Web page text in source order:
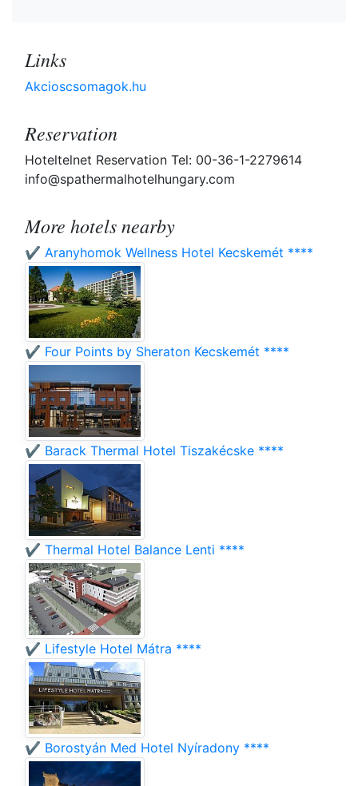
Links
Akcioscsomagok.hu
Reservation
Hoteltelnet Reservation Tel: 00-36-1-2279614
info@spathermalhotelhungary.com
More hotels nearby
✔️ Aranyhomok Wellness Hotel Kecskemét ****
✔️ Four Points by Sheraton Kecskemét ****
✔️ Barack Thermal Hotel Tiszakécske ****
✔️ Thermal Hotel Balance Lenti ****
✔️ Lifestyle Hotel Mátra ****
✔️ Borostyán Med Hotel Nyíradony ****